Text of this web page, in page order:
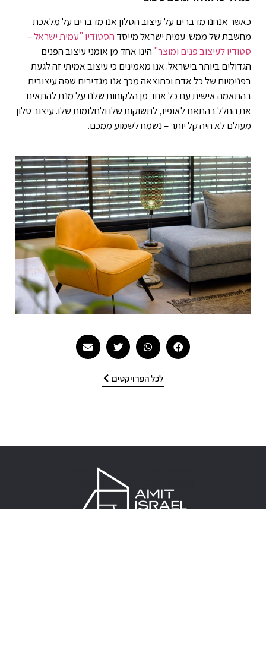
כאשר אנחנו מדברים על עיצוב הסלון אנו מדברים על מלאכת
מחשבת של ממש. עמית ישראל מייסד הסטודיו "עמית ישראל –
סטודיו לעיצוב פנים ומוצר" הינו אחד מן אומני עיצוב הפנים
הגדולים ביותר בישראל. אנו מאמינים כי עיצוב אמיתי זה לגעת
בפנימיות של כל אדם וכתוצאה מכך אנו מגדירים שפה עיצובית
בהתאמה אישית עם כל אחד מן הלקוחות שלנו על מנת להתאים
את החלל בהתאם לאופיו, לתשוקות שלו ולחלומות שלו. עיצוב סלון
מעולם לא היה קל יותר – נשמח לשמוע ממכם.
לכל הפרויקטים